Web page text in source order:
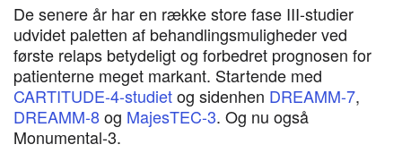
De senere år har en række store fase III-studier
udvidet paletten af behandlingsmuligheder ved
første relaps betydeligt og forbedret prognosen for
patienterne meget markant. Startende med
CARTITUDE-4-studietog sidenhen DREAMM-7,
DREAMM-8og MajesTEC-3. Og nu også
Monumental-3.